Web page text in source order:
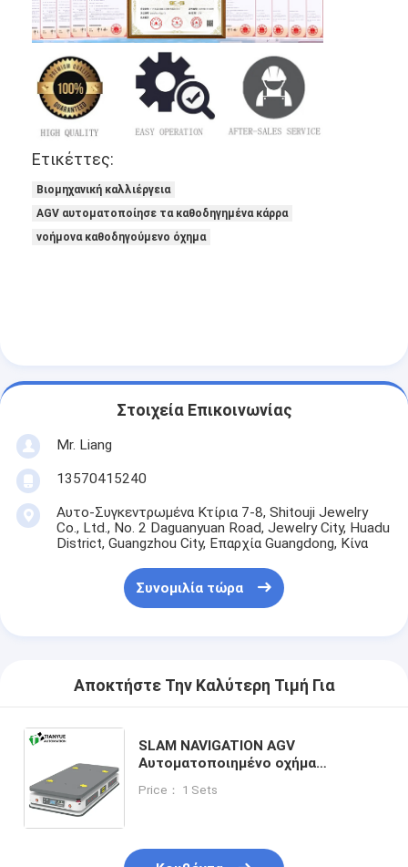
Ετικέττες:
Βιομηχανική καλλιέργεια
AGV αυτοματοποίησε τα καθοδηγημένα κάρρα
νοήμονα καθοδηγούμενο όχημα
Στοιχεία Επικοινωνίας
Mr. Liang
13570415240
Αυτο-Συγκεντρωμένα Κτίρια 7-8, Shitouji Jewelry
Co., Ltd., No. 2 Daguanyuan Road, Jewelry City, Huadu
District, Guangzhou City, Επαρχία Guangdong, Κίνα
Συνομιλία τώρα
Αποκτήστε Την Καλύτερη Τιμή Για
SLAM NAVIGATION AGV
Αυτοματοποιημένο οχήμα
φορτίου 5000KG και αυτόματη
Price： 1 Sets